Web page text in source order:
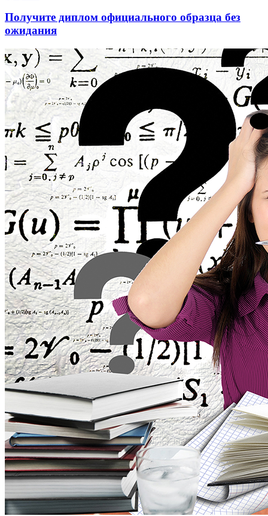
Получите диплом официального образца без
ожидания